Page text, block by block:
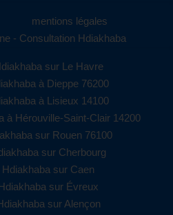
mentions légales
- Consultation Hdiakhaba
sur Le Havre
à Dieppe 76200
à Lisieux 14100
à Hérouville-Saint-Clair 14200
sur Rouen 76100
sur Cherbourg
sur Caen
sur Évreux
sur Alençon